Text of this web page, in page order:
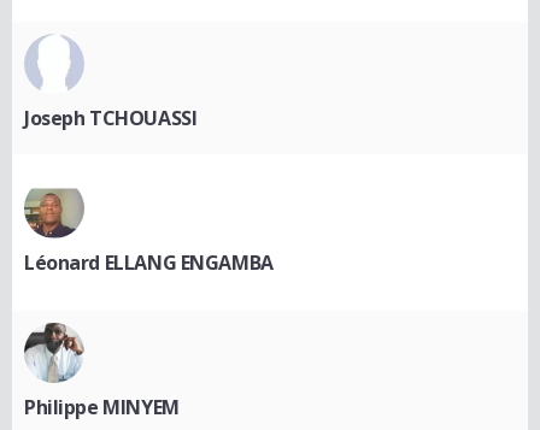
Joseph TCHOUASSI
Léonard ELLANG ENGAMBA
Philippe MINYEM